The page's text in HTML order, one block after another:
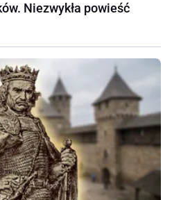
Niezwykła powieść